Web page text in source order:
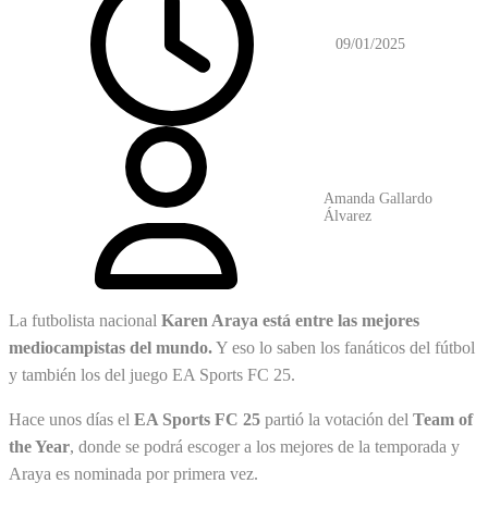
09/01/2025
Amanda Gallardo
Álvarez
La futbolista nacional Karen Araya está entre las mejores
mediocampistas del mundo.Y eso lo saben los fanáticos del fútbol
y también los del juego EA Sports FC 25.
Hace unos días el EA Sports FC 25 partió la votación del Team of
the Year, donde se podrá escoger a los mejores de la temporada y
Araya es nominada por primera vez.